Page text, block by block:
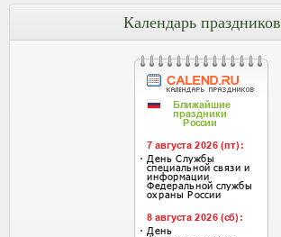
Календарь праздников